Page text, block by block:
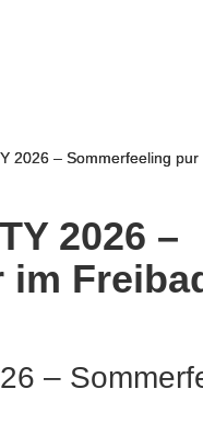
2026 – Sommerfeeling
2026 –
–